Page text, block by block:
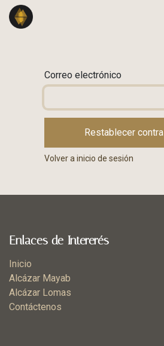
Ir al contenido
Correo electrónico
Restablecer
Volver a inicio de sesión
Enlaces de Intererés
Inicio
Alcázar Mayab
Alcázar Lomas
Contáctenos